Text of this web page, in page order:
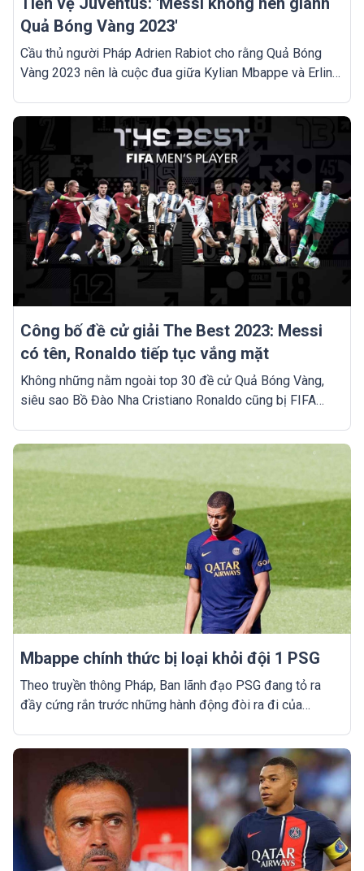
Quả Bóng Vàng 2023'
Cầu thủ người Pháp Adrien Rabiot cho rằng Quả Bóng
Vàng 2023 nên là cuộc đua giữa Kylian Mbappe và Erling
Công bố đề cử giải The Best 2023: Messi
có tên, Ronaldo tiếp tục vắng mặt
Không những nằm ngoài top 30 đề cử Quả Bóng Vàng,
siêu sao Bồ Đào Nha Cristiano Ronaldo cũng bị FIFA
Mbappe chính thức bị loại khỏi đội 1 PSG
Theo truyền thông Pháp, Ban lãnh đạo PSG đang tỏ ra
đầy cứng rắn trước những hành động đòi ra đi của